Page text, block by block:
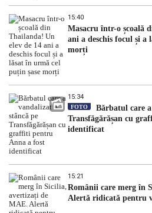
15:40
Masacru într-o școală
ani a deschis focul și a
morți
15:34
FOTO
Bărbatul care
Transfăgărășan cu
identificat
15:21
Românii care merg în
Alertă ridicată pentru